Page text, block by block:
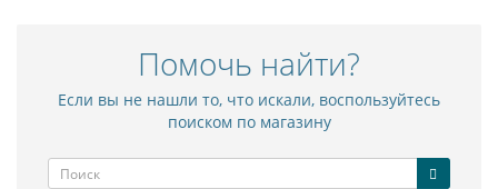
Помочь найти?
Если вы не нашли то, что искали, воспользуйтесь
поиском по магазину